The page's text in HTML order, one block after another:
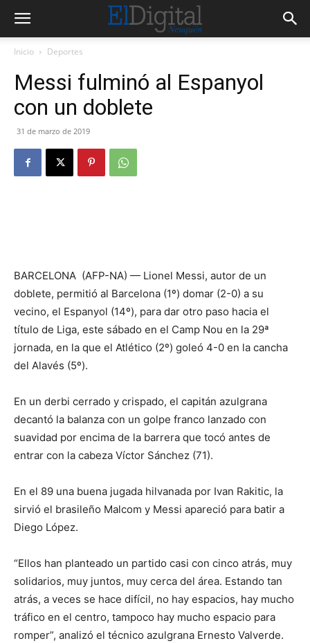
Inicio Deportes
Messi fulminó al Espanyol
con un doblete
31 de marzo de 2019
BARCELONA (AFP-NA) — Lionel Messi, autor de un
doblete, permitió al Barcelona (1º) domar (2-0) a su
vecino, el Espanyol (14º), para dar otro paso hacia el
título de Liga, este sábado en el Camp Nou en la 29ª
jornada, en la que el Atlético (2º) goleó 4-0 en la cancha
del Alavés (5º).
En un derbi cerrado y crispado, el capitán azulgrana
decantó la balanza con un golpe franco lanzado con
suavidad por encima de la barrera que tocó antes de
entrar con la cabeza Víctor Sánchez (71).
En el 89 una buena jugada hilvanada por Ivan Rakitic, la
sirvió el brasileño Malcom y Messi apareció para batir a
Diego López.
“Ellos han planteado un partido casi con cinco atrás, muy
solidarios, muy juntos, muy cerca del área. Estando tan
atrás, a veces se hace difícil, no hay espacios, hay mucho
tráfico en el centro, tampoco hay mucho espacio para
romper”, analizó el técnico azulgrana Ernesto Valverde.